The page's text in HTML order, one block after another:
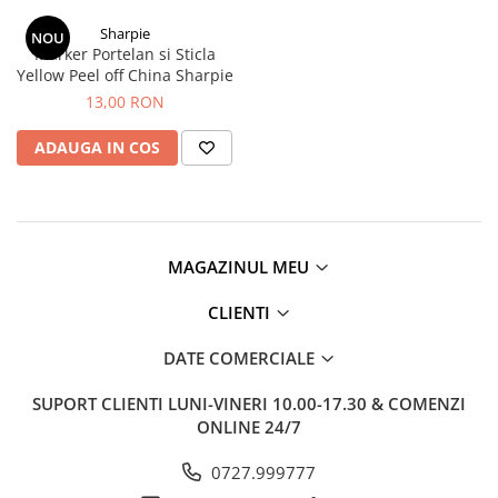
Graf von Faber-Castell
Molotow
Rotring
Herlitz
Mont Marte
Radiere
Corectoare, Lipici
Caiete si Blocuri desen
Markere Machiaj
NOU Sharpie
Marker Portelan si Sticla
Yellow Peel off China Sharpie
13,00 RON
ADAUGA IN COS
MAGAZINUL MEU
CLIENTI
DATE COMERCIALE
SUPORT CLIENTI LUNI-VINERI 10.00-17.30 & COMENZI
ONLINE 24/7
0727.999777